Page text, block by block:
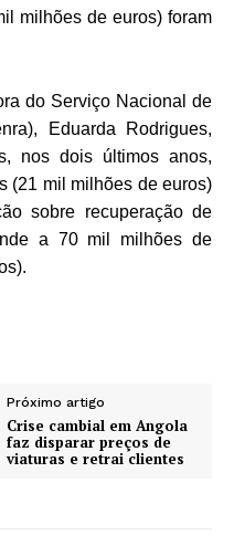
milhões de euros) foram
do Serviço Nacional de
Eduarda Rodrigues,
nos dois últimos anos,
(21 mil milhões de euros)
sobre recuperação de
a 70 mil milhões de
Próximo artigo
Crise cambial em Angola
faz disparar preços de
viaturas e retrai clientes